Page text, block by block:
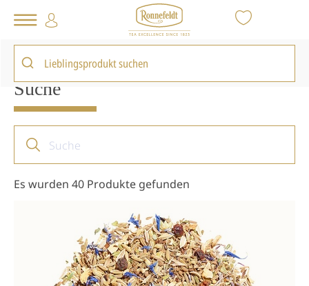
Tee Shop Suche : kamille
Suche
Es wurden 40 Produkte gefunden